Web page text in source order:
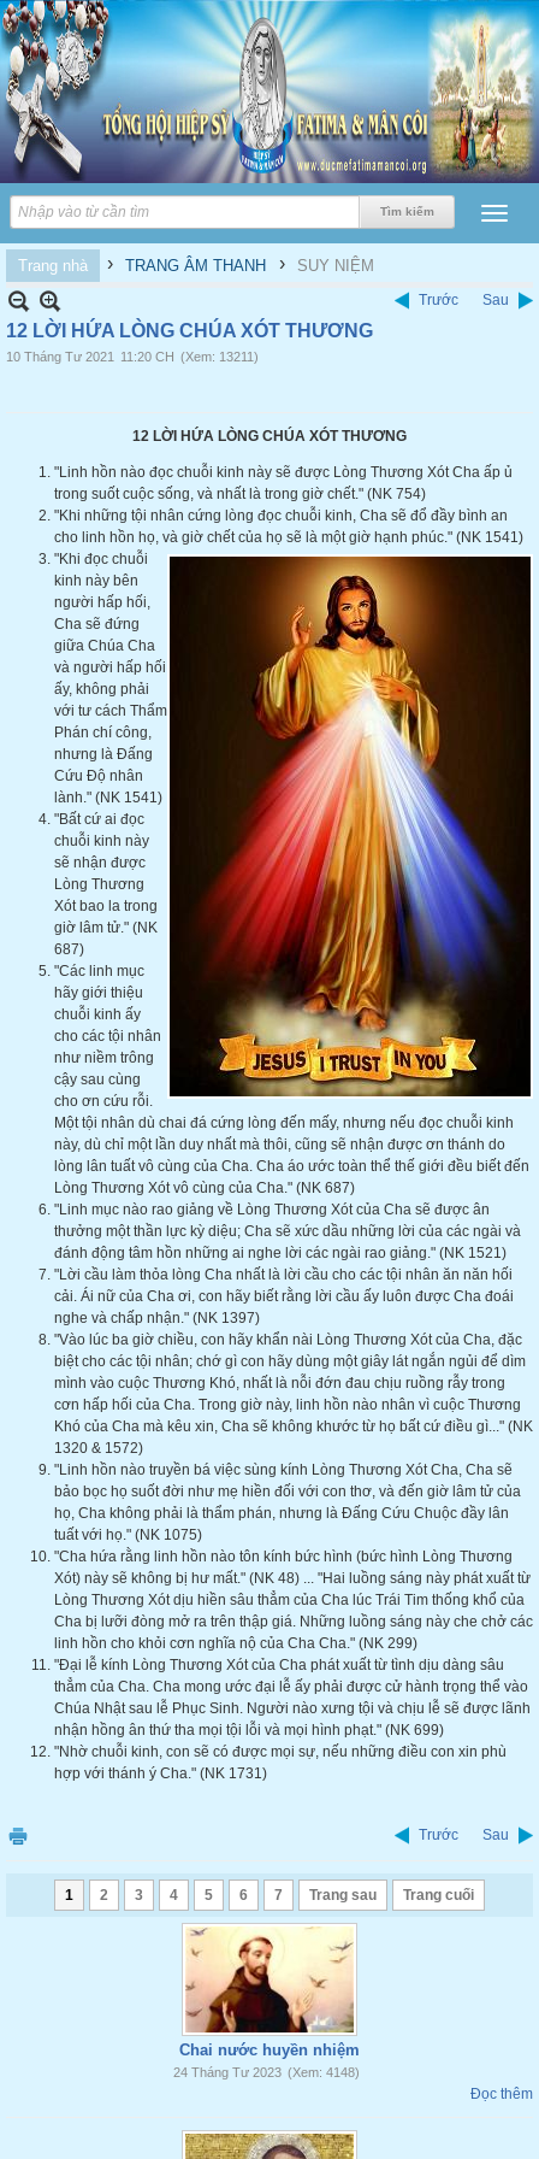
Trang nhà › TRANG ÂM THANH › SUY NIỆM
Trước Sau
12 LỜI HỨA LÒNG CHÚA XÓT THƯƠNG
10 Tháng Tư 2021 11:20 CH (Xem: 13211)
12 LỜI HỨA LÒNG CHÚA XÓT THƯƠNG
"Linh hồn nào đọc chuỗi kinh này sẽ được Lòng Thương Xót Cha ấp ủ
trong suốt cuộc sống, và nhất là trong giờ chết." (NK 754)
"Khi những tội nhân cứng lòng đọc chuỗi kinh, Cha sẽ đổ đầy bình an
cho linh hồn họ, và giờ chết của họ sẽ là một giờ hạnh phúc." (NK 1541)
"Khi đọc chuỗi
kinh này bên
người hấp hối,
Cha sẽ đứng
giữa Chúa Cha
và người hấp hối
ấy, không phải
với tư cách Thẩm
Phán chí công,
nhưng là Đấng
Cứu Độ nhân
lành." (NK 1541)
"Bất cứ ai đọc
chuỗi kinh này
sẽ nhận được
Lòng Thương
Xót bao la trong
giờ lâm tử." (NK
687)
"Các linh mục
hãy giới thiệu
chuỗi kinh ấy
cho các tội nhân
như niềm trông
cậy sau cùng
cho ơn cứu rỗi.
Một tội nhân dù chai đá cứng lòng đến mấy, nhưng nếu đọc chuỗi kinh
này, dù chỉ một lần duy nhất mà thôi, cũng sẽ nhận được ơn thánh do
lòng lân tuất vô cùng của Cha. Cha áo ước toàn thể thế giới đều biết đến
Lòng Thương Xót vô cùng của Cha." (NK 687)
"Linh mục nào rao giảng về Lòng Thương Xót của Cha sẽ được ân
thưởng một thần lực kỳ diệu; Cha sẽ xức dầu những lời của các ngài và
đánh động tâm hồn những ai nghe lời các ngài rao giảng." (NK 1521)
"Lời cầu làm thỏa lòng Cha nhất là lời cầu cho các tội nhân ăn năn hối
cải. Ái nữ của Cha ơi, con hãy biết rằng lời cầu ấy luôn được Cha đoái
nghe và chấp nhận." (NK 1397)
"Vào lúc ba giờ chiều, con hãy khẩn nài Lòng Thương Xót của Cha, đặc
biệt cho các tội nhân; chớ gì con hãy dùng một giây lát ngắn ngủi để dìm
mình vào cuộc Thương Khó, nhất là nỗi đớn đau chịu ruồng rẫy trong
cơn hấp hối của Cha. Trong giờ này, linh hồn nào nhân vì cuộc Thương
Khó của Cha mà kêu xin, Cha sẽ không khước từ họ bất cứ điều gì..." (NK
1320 & 1572)
"Linh hồn nào truyền bá việc sùng kính Lòng Thương Xót Cha, Cha sẽ
bảo bọc họ suốt đời như mẹ hiền đối với con thơ, và đến giờ lâm tử của
họ, Cha không phải là thẩm phán, nhưng là Đấng Cứu Chuộc đầy lân
tuất với họ." (NK 1075)
"Cha hứa rằng linh hồn nào tôn kính bức hình (bức hình Lòng Thương
Xót) này sẽ không bị hư mất." (NK 48) ... "Hai luồng sáng này phát xuất từ
Lòng Thương Xót dịu hiền sâu thẳm của Cha lúc Trái Tim thống khổ của
Cha bị lưỡi đòng mở ra trên thập giá. Những luồng sáng này che chở các
linh hồn cho khỏi cơn nghĩa nộ của Cha Cha." (NK 299)
"Đại lễ kính Lòng Thương Xót của Cha phát xuất từ tình dịu dàng sâu
thẳm của Cha. Cha mong ước đại lễ ấy phải được cử hành trọng thể vào
Chúa Nhật sau lễ Phục Sinh. Người nào xưng tội và chịu lễ sẽ được lãnh
nhận hồng ân thứ tha mọi tội lỗi và mọi hình phạt." (NK 699)
"Nhờ chuỗi kinh, con sẽ có được mọi sự, nếu những điều con xin phù
hợp với thánh ý Cha." (NK 1731)
Trước Sau
1 2 3 4 5 6 7 Trang sau Trang cuối
Chai nước huyền nhiệm
24 Tháng Tư 2023 (Xem: 4148)
Đọc thêm